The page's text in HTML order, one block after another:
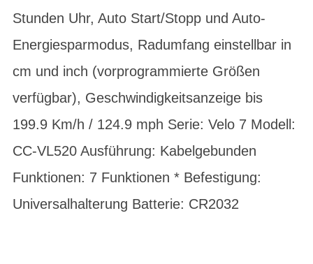
Stunden Uhr, Auto Start/Stopp und Auto-
Energiesparmodus, Radumfang einstellbar in
cm und inch (vorprogrammierte Größen
verfügbar), Geschwindigkeitsanzeige bis
199.9 Km/h / 124.9 mph Serie: Velo 7 Modell:
CC-VL520 Ausführung: Kabelgebunden
Funktionen: 7 Funktionen * Befestigung:
Universalhalterung Batterie: CR2032